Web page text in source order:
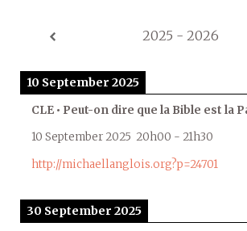
2025 - 2026
10 September 2025
CLE • Peut-on dire que la Bible est la
10 September 2025 20h00 - 21h30
http://michaellanglois.org?p=24701
30 September 2025